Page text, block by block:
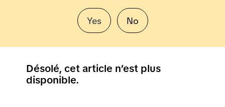
Yes No
Désolé, cet article n’est plus
disponible.